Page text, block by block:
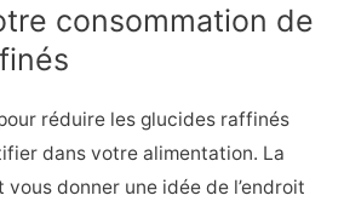
consommation de
réduire les glucides raffinés
dans votre alimentation. La
donner une idée de l’endroit